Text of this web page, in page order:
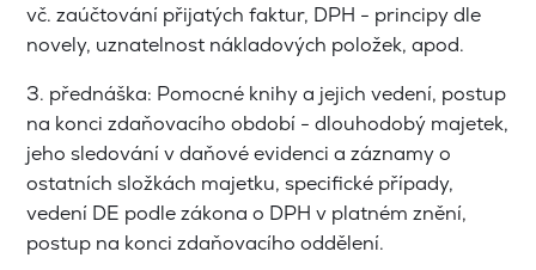
vč. zaúčtování přijatých faktur, DPH - principy dle
novely, uznatelnost nákladových položek, apod.
3. přednáška: Pomocné knihy a jejich vedení, postup
na konci zdaňovacího období - dlouhodobý majetek,
jeho sledování v daňové evidenci a záznamy o
ostatních složkách majetku, specifické případy,
vedení DE podle zákona o DPH v platném znění,
postup na konci zdaňovacího oddělení.